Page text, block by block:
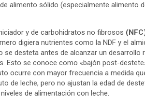
alimento sólido (especialmente alimento
y de carbohidratos no fibrosos
digiera nutrientes como la NDF y el
desteta antes de alcanzar un desarrollo
Esto se conoce como «bajón post-
ocurre con mayor frecuencia a medida
de leche, pero no ajustan la edad de
de alimentación con leche.